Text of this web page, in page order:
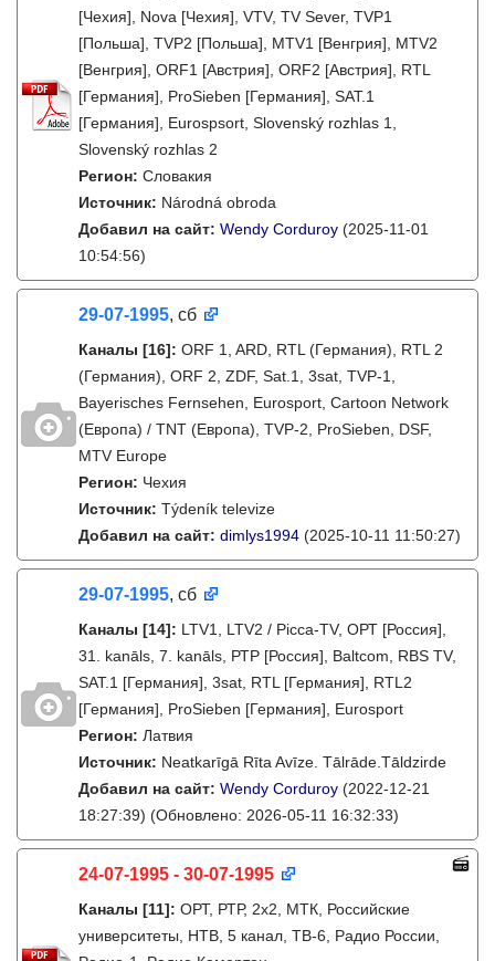
[Чехия], Nova [Чехия], VTV, TV Sever, TVP1
[Польша], TVP2 [Польша], MTV1 [Венгрия], MTV2
[Венгрия], ORF1 [Австрия], ORF2 [Австрия], RTL
[Германия], ProSieben [Германия], SAT.1
[Германия], Eurospsort, Slovenský rozhlas 1,
Slovenský rozhlas 2
Регион: Словакия
Источник: Národná obroda
Добавил на сайт: Wendy Corduroy (2025-11-01
10:54:56)
29-07-1995, сб
Каналы [16]: ORF 1, ARD, RTL (Германия), RTL 2
(Германия), ORF 2, ZDF, Sat.1, 3sat, TVP-1,
Bayerisches Fernsehen, Eurosport, Cartoon Network
(Европа) / TNT (Европа), TVP-2, ProSieben, DSF,
MTV Europe
Регион: Чехия
Источник: Týdeník televize
Добавил на сайт: dimlys1994 (2025-10-11 11:50:27)
29-07-1995, сб
Каналы [14]: LTV1, LTV2 / Picca-TV, ОРТ [Россия],
31. kanāls, 7. kanāls, РТР [Россия], Baltcom, RBS TV,
SAT.1 [Германия], 3sat, RTL [Германия], RTL2
[Германия], ProSieben [Германия], Eurosport
Регион: Латвия
Источник: Neatkarīgā Rīta Avīze. Tālrāde.Tāldzirde
Добавил на сайт: Wendy Corduroy (2022-12-21
18:27:39) (Обновлено: 2026-05-11 16:32:33)
24-07-1995 - 30-07-1995
Каналы [11]: ОРТ, РТР, 2х2, МТК, Российские
университеты, НТВ, 5 канал, ТВ-6, Радио России,